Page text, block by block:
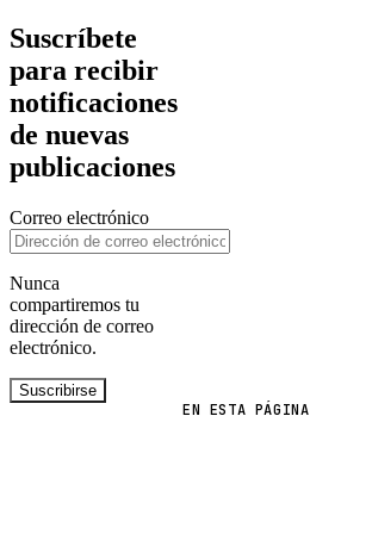
EN ESTA PÁGINA
Suscríbete
para recibir
notificaciones
de nuevas
publicaciones
Correo electrónico
Nunca
compartiremos tu
dirección de correo
electrónico.
Suscribirse